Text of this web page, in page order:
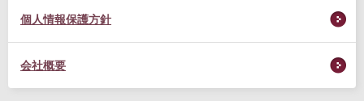
個人情報保護方針
会社概要